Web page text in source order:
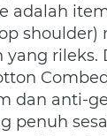
adalah
shoulder)
yang rileks.
dan anti-
penuh